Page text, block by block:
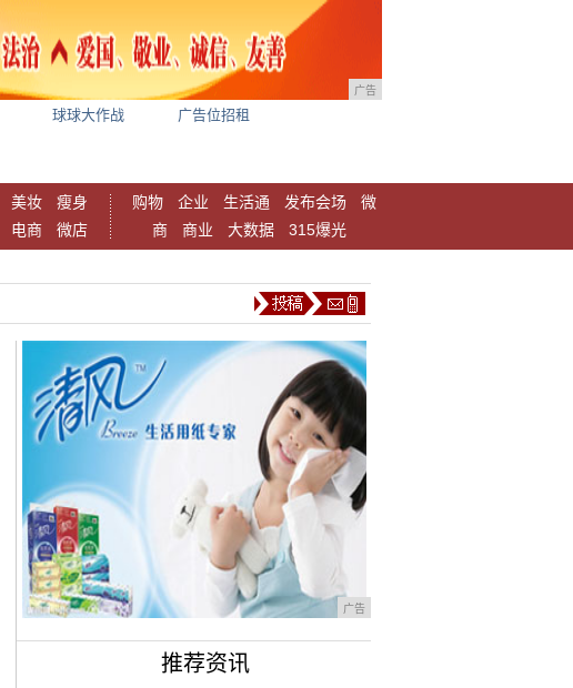
广告
球球大作战 广告位招租
美妆
瘦身
电商 微店
购物 企业 生活通 发布会场
微
商
商业 大数据 315爆光
广告
推荐资讯